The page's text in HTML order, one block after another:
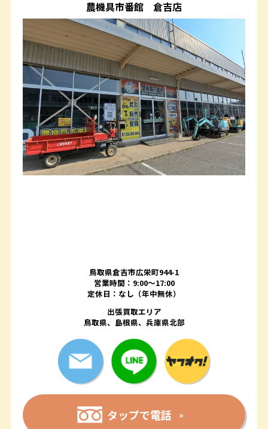
農機具市番館 倉吉店
鳥取県倉吉市広栄町944-1
営業時間：9:00～17:00
定休日：なし（年中無休）
出張買取エリア
鳥取県、島根県、兵庫県北部
タップで電話